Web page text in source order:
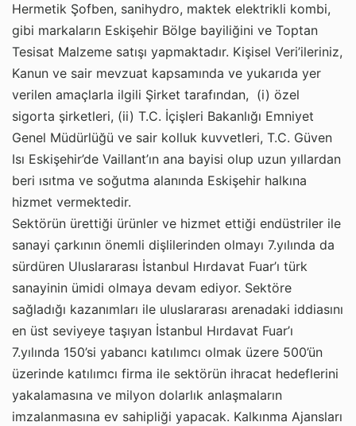
Hermetik Şofben, sanihydro, maktek elektrikli kombi,
gibi markaların Eskişehir Bölge bayiliğini ve Toptan
Tesisat Malzeme satışı yapmaktadır. Kişisel Veri’ileriniz,
Kanun ve sair mevzuat kapsamında ve yukarıda yer
verilen amaçlarla ilgili Şirket tarafından, (i) özel
sigorta şirketleri, (ii) T.C. İçişleri Bakanlığı Emniyet
Genel Müdürlüğü ve sair kolluk kuvvetleri, T.C. Güven
Isı Eskişehir’de Vaillant’ın ana bayisi olup uzun yıllardan
beri ısıtma ve soğutma alanında Eskişehir halkına
hizmet vermektedir.
Sektörün ürettiği ürünler ve hizmet ettiği endüstriler ile
sanayi çarkının önemli dişlilerinden olmayı 7.yılında da
sürdüren Uluslararası İstanbul Hırdavat Fuar’ı türk
sanayinin ümidi olmaya devam ediyor. Sektöre
sağladığı kazanımları ile uluslararası arenadaki iddiasını
en üst seviyeye taşıyan İstanbul Hırdavat Fuar’ı
7.yılında 150’si yabancı katılımcı olmak üzere 500’ün
üzerinde katılımcı firma ile sektörün ihracat hedeflerini
yakalamasına ve milyon dolarlık anlaşmaların
imzalanmasına ev sahipliği yapacak. Kalkınma Ajansları